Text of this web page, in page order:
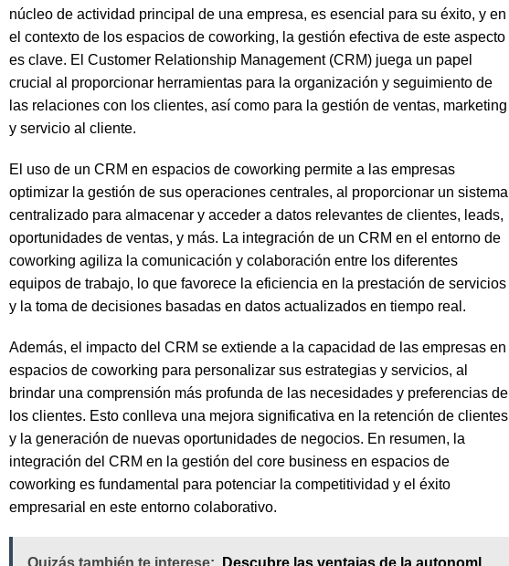
núcleo de actividad principal de una empresa, es esencial para su éxito, y en
el contexto de los espacios de coworking, la gestión efectiva de este aspecto
es clave. El Customer Relationship Management (CRM) juega un papel
crucial al proporcionar herramientas para la organización y seguimiento de
las relaciones con los clientes, así como para la gestión de ventas, marketing
y servicio al cliente.
El uso de un CRM en espacios de coworking permite a las empresas
optimizar la gestión de sus operaciones centrales, al proporcionar un sistema
centralizado para almacenar y acceder a datos relevantes de clientes, leads,
oportunidades de ventas, y más. La integración de un CRM en el entorno de
coworking agiliza la comunicación y colaboración entre los diferentes
equipos de trabajo, lo que favorece la eficiencia en la prestación de servicios
y la toma de decisiones basadas en datos actualizados en tiempo real.
Además, el impacto del CRM se extiende a la capacidad de las empresas en
espacios de coworking para personalizar sus estrategias y servicios, al
brindar una comprensión más profunda de las necesidades y preferencias de
los clientes. Esto conlleva una mejora significativa en la retención de clientes
y la generación de nuevas oportunidades de negocios. En resumen, la
integración del CRM en la gestión del core business en espacios de
coworking es fundamental para potenciar la competitividad y el éxito
empresarial en este entorno colaborativo.
Quizás también te interese:
Descubre las ventajas de la autonoml